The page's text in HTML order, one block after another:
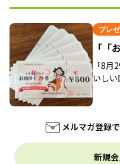
プレ
「「
「8
いしい
メルマガ登録
新規